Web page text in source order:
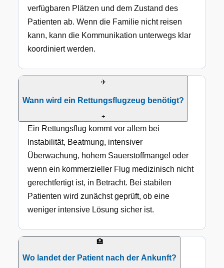
verfügbaren Plätzen und dem Zustand des
Patienten ab. Wenn die Familie nicht reisen
kann, kann die Kommunikation unterwegs klar
koordiniert werden.
✈️
Wann wird ein Rettungsflugzeug benötigt?
+
Ein Rettungsflug kommt vor allem bei
Instabilität, Beatmung, intensiver
Überwachung, hohem Sauerstoffmangel oder
wenn ein kommerzieller Flug medizinisch nicht
gerechtfertigt ist, in Betracht. Bei stabilen
Patienten wird zunächst geprüft, ob eine
weniger intensive Lösung sicher ist.
🏥
Wo landet der Patient nach der Ankunft?